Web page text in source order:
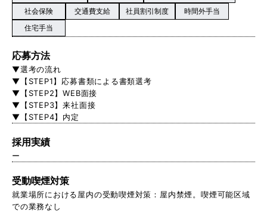
社会保険
交通費支給 社員割引制度
時間外手当
住宅手当
応募方法
▼選考の流れ
▼【STEP1】応募書類による書類選考
▼【STEP2】WEB面接
▼【STEP3】来社面接
▼【STEP4】内定
採用実績
ー
受動喫煙対策
就業場所における屋内の受動喫煙対策：屋内禁煙。喫煙可能区域
での業務なし